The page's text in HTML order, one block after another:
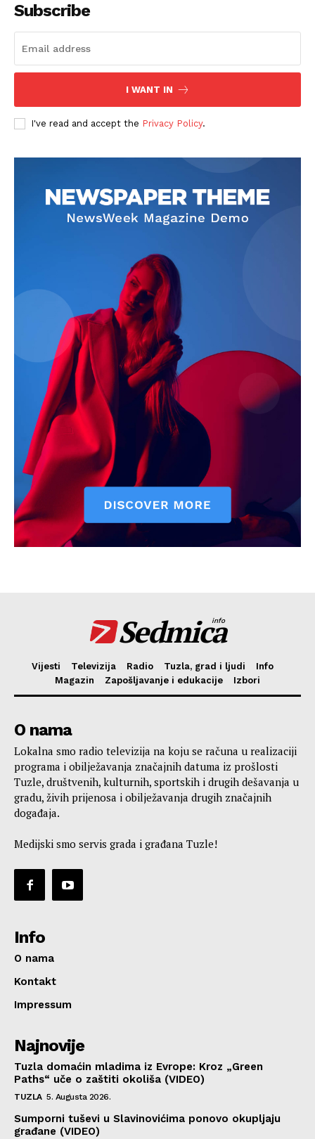
Kontakt
Impressum
Subscribe
I WANT IN
I've read and accept the Privacy Policy.
Sedmica
info
Vijesti Televizija Radio Tuzla, grad i ljudi
Info
Magazin
Zapošljavanje i edukacije Izbori
O nama
Lokalna smo radio televizija na koju se računa u realizaciji
programa i obilježavanja značajnih datuma iz prošlosti
Tuzle, društvenih, kulturnih, sportskih i drugih dešavanja u
gradu, živih prijenosa i obilježavanja drugih značajnih
događaja.
Medijski smo servis grada i građana Tuzle!
Info
O nama
Kontakt
Impressum
Najnovije
Tuzla domaćin mladima iz Evrope: Kroz „Green
Paths“ uče o zaštiti okoliša (VIDEO)
TUZLA 5. Augusta 2026.
Sumporni tuševi u Slavinovićima ponovo okupljaju
građane (VIDEO)